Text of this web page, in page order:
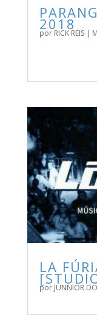
2018
por RICK REIS|
LA
por JUNNIOR